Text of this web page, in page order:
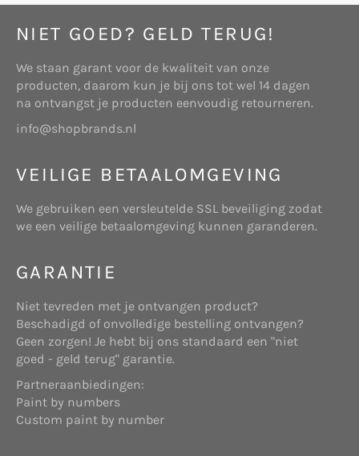
NIET GOED? GELD TERUG!
We staan garant voor de kwaliteit van onze
producten, daarom kun je bij ons tot wel 14 dagen
na ontvangst je producten eenvoudig retourneren.
info@shopbrands.nl
VEILIGE BETAALOMGEVING
We gebruiken een versleutelde SSL beveiliging zodat
we een veilige betaalomgeving kunnen garanderen.
GARANTIE
Niet tevreden met je ontvangen product?
Beschadigd of onvolledige bestelling ontvangen?
Geen zorgen! Je hebt bij ons standaard een "niet
goed - geld terug" garantie.
Partneraanbiedingen:
Paint by numbers
Custom paint by number